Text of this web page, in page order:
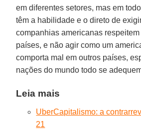
em diferentes setores, mas em
têm a habilidade e o direto de
companhias americanas
países, e não agir como um
comporta mal em outros países,
nações do mundo todo se
Leia mais
UberCapitalismo: a
21